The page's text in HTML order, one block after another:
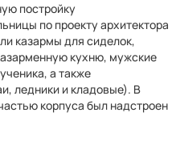
постройку
по проекту архитектора
казармы для сиделок,
кухню, мужские
а также
ледники и кладовые). В
корпуса был надстроен